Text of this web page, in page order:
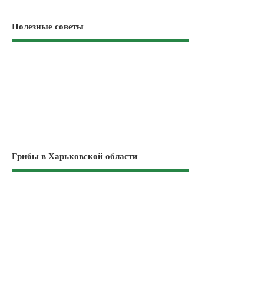
Полезные советы
Грибы в Харьковской области